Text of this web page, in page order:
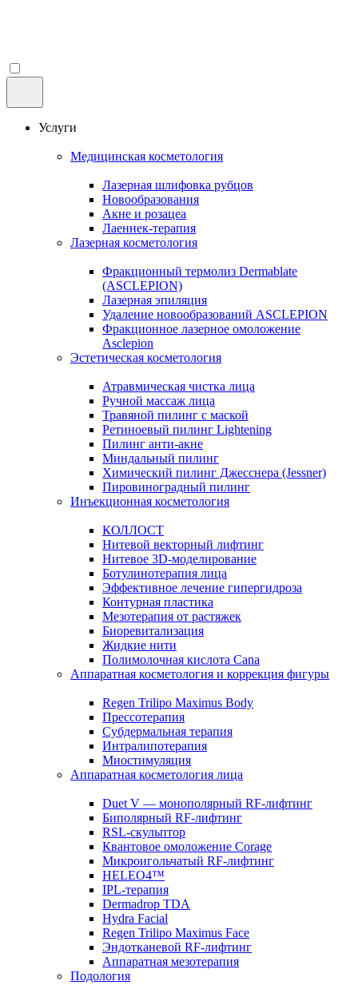
Услуги
Медицинская косметология
Лазерная шлифовка рубцов
Новообразования
Акне и розацеа
Лаеннек-терапия
Лазерная косметология
Фракционный термолиз Dermablate
(ASCLEPION)
Лазерная эпиляция
Удаление новообразований ASCLEPION
Фракционное лазерное омоложение
Asclepion
Эстетическая косметология
Атравмическая чистка лица
Ручной массаж лица
Травяной пилинг с маской
Ретиноевый пилинг Lightening
Пилинг анти-акне
Миндальный пилинг
Химический пилинг Джесснера (Jessner)
Пировиноградный пилинг
Инъекционная косметология
КОЛЛОСТ
Нитевой векторный лифтинг
Нитевое 3D-моделирование
Ботулинотерапия лица
Эффективное лечение гипергидроза
Контурная пластика
Мезотерапия от растяжек
Биоревитализация
Жидкие нити
Полимолочная кислота Cana
Аппаратная косметология и коррекция фигуры
Regen Trilipo Maximus Body
Прессотерапия
Субдермальная терапия
Интралипотерапия
Миостимуляция
Аппаратная косметология лица
Duet V — монополярный RF-лифтинг
Биполярный RF-лифтинг
RSL-скульптор
Квантовое омоложение Corage
Микроигольчатый RF-лифтинг
HELEO4™
IPL-терапия
Dermadrop TDA
Hydra Facial
Regen Trilipo Maximus Face
Эндотканевой RF-лифтинг
Аппаратная мезотерапия
Подология